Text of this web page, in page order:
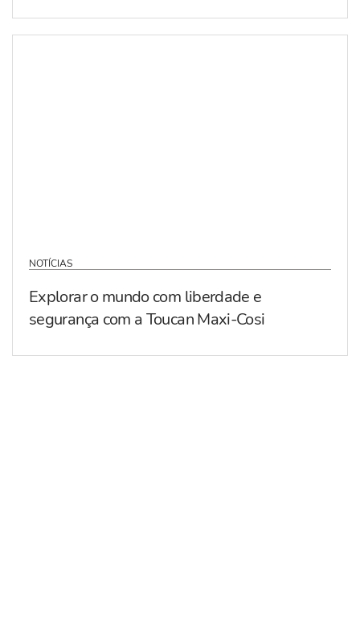
NOTÍCIAS
Explorar o mundo com liberdade e
segurança com a Toucan Maxi-Cosi